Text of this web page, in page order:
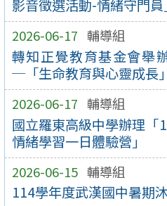
影音徵選活動-情緒守門
2026-06-17 輔導組
轉知正覺教育基金會舉
─「生命教育與心靈成長
2026-06-17 輔導組
國立羅東高級中學辦理「
情緒學習一日體驗營」
2026-06-15 輔導組
114學年度武漢國中暑期